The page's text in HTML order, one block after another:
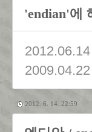
'endian'에
2012.06.14
2009.04.22
2012. 6. 14. 22:59